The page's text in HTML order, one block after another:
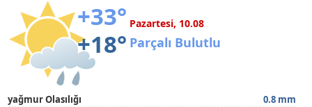
+33°
+18°
Pazartesi, 10.08
Parçalı Bulutlu
yağmur Olasılığı
0.8 mm